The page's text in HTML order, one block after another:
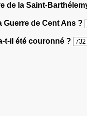
de la Saint-
Guerre de Cent Ans ?
t-il été couronné ?